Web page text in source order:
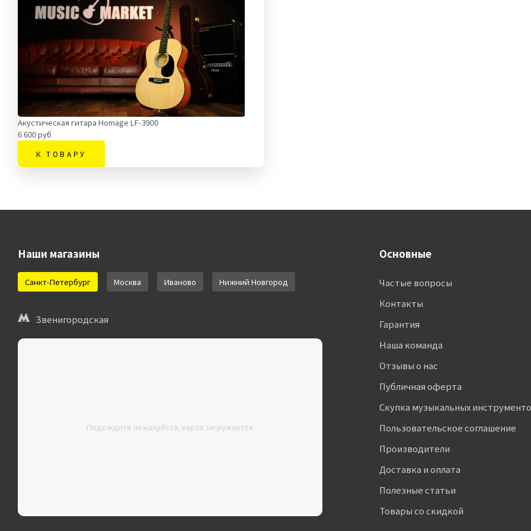
Акустическая гитара Homage LF-3900
6 600 руб
К ТОВАРУ
Наши магазины
Санкт-Петербург Москва Иваново Нижний Новгород
Звенигородская
Подождите пожалуйста, карта загружается
Основные
Частые вопросы
Контакты
Гарантия
Наша команда
Отзывы о нас
Публичная оферта
Скупка музыкальных
Пользовательское соглашение
Производители
Доставка и оплата
Полезные статьи
Товары со скидкой